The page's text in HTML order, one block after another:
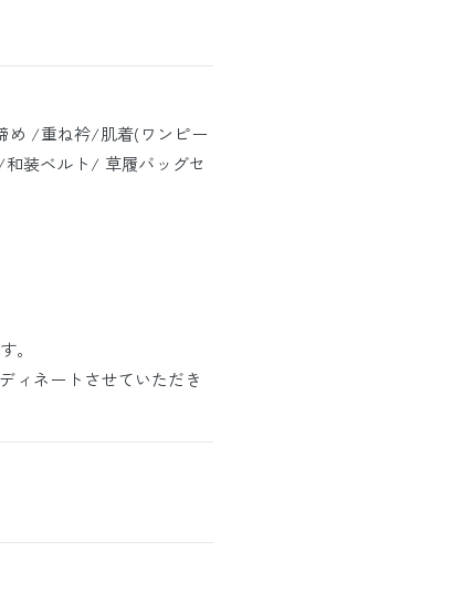
め /重ね衿/肌着(ワンピー
装ベルト/ 草履バッグセ
。
ィネートさせていただき